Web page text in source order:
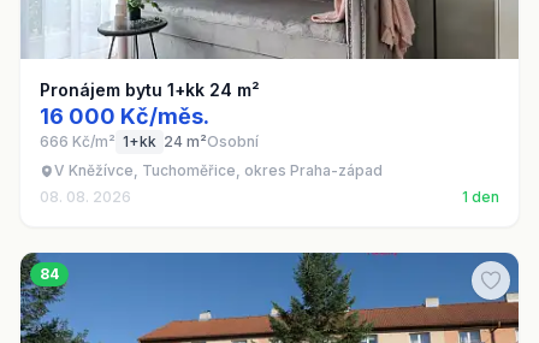
Pronájem bytu 1+kk 24 m²
16 000 Kč/měs.
666 Kč/m² 1+kk 24 m²Osobní
V Kněžívce, Tuchoměřice, okres Praha-západ
08. 08. 2026
1 den
84